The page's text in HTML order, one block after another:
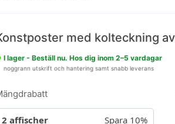
med kolteckning
I lager - Beställ nu. Hos dig inom 2–5 vardagar
noggrann utskrift och hantering samt snabb leverans
2 affischer
Spara 10%